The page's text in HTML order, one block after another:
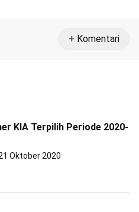
+ Komentari
KIA Terpilih Periode 2020-
Oktober 2020